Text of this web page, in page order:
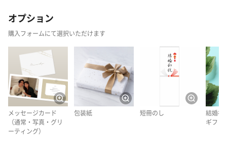
オプション
購入フォームにて選択いただけます
メッセージカード
（通常・写真・グリ
ーティング）
包装紙 短冊のし
結婚祝
ギフト